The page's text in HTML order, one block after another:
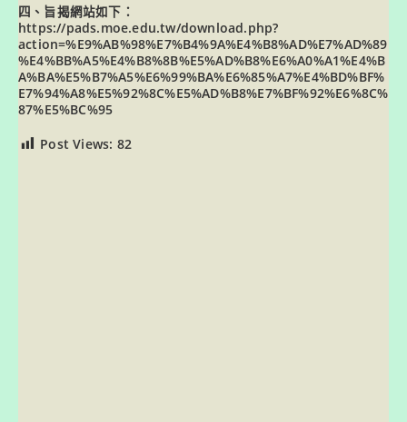
四、旨揭網站如下：
https://pads.moe.edu.tw/download.php?
action=%E9%AB%98%E7%B4%9A%E4%B8%AD%E7%AD%89
%E4%BB%A5%E4%B8%8B%E5%AD%B8%E6%A0%A1%E4%B
A%BA%E5%B7%A5%E6%99%BA%E6%85%A7%E4%BD%BF%
E7%94%A8%E5%92%8C%E5%AD%B8%E7%BF%92%E6%8C%
87%E5%BC%95
Post Views: 82